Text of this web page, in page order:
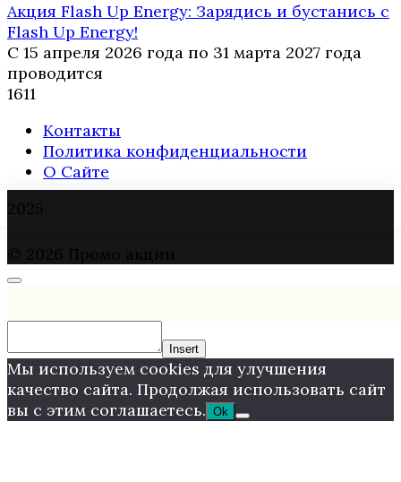
Акция Flash Up Energy: Зарядись и бустанись с
Flash Up Energy!
С 15 апреля 2026 года по 31 марта 2027 года
проводится
1611
Контакты
Политика конфиденциальности
О Сайте
Insert
Мы используем cookies для улучшения
качество сайта. Продолжая использовать сайт
вы с этим соглашаетесь. Ok